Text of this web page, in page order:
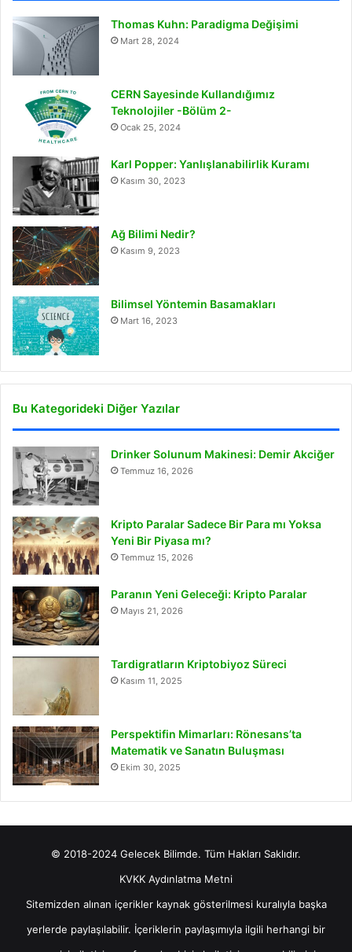
Thomas Kuhn: Paradigma Değişimi
Mart 28, 2024
CERN Sayesinde Kullandığımız
Teknolojiler -Bölüm 2-
Ocak 25, 2024
Karl Popper: Yanlışlanabilirlik Kuramı
Kasım 30, 2023
Ağ Bilimi Nedir?
Kasım 9, 2023
Bilimsel Yöntemin Basamakları
Mart 16, 2023
Bu Kategorideki Diğer Yazılar
Drinker Solunum Makinesi: Demir Akciğer
Temmuz 16, 2026
Kripto Paralar Sadece Bir Para mı Yoksa
Yeni Bir Piyasa mı?
Temmuz 15, 2026
Paranın Yeni Geleceği: Kripto Paralar
Mayıs 21, 2026
Tardigratların Kriptobiyoz Süreci
Kasım 11, 2025
Perspektifin Mimarları: Rönesans’ta
Matematik ve Sanatın Buluşması
Ekim 30, 2025
© 2018-2024 Gelecek Bilimde. Tüm Hakları Saklıdır.
KVKK Aydınlatma Metni
Sitemizden alınan içerikler kaynak gösterilmesi kuralıyla başka
yerlerde paylaşılabilir. İçeriklerin paylaşımıyla ilgili herhangi bir